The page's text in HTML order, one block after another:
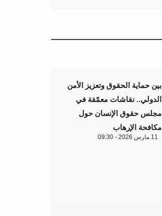
بين حماية الحقوق وتعزيز الأمن
الدولي.. نقاشات معمّقة في
مجلس حقوق الإنسان حول
مكافحة الإرهاب
11 مارس 2026 - 09:30